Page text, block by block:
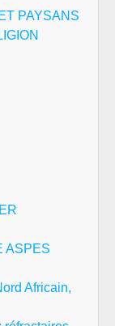
PAYSANS
ASPES
Africain,